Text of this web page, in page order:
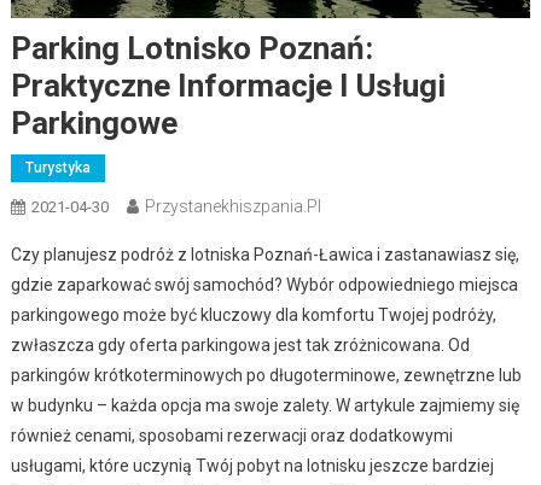
Parking Lotnisko Poznań:
Praktyczne Informacje I Usługi
Parkingowe
Turystyka
2021-04-30 Przystanekhiszpania.pl
Czy planujesz podróż z lotniska Poznań-Ławica i zastanawiasz się,
gdzie zaparkować swój samochód? Wybór odpowiedniego miejsca
parkingowego może być kluczowy dla komfortu Twojej podróży,
zwłaszcza gdy oferta parkingowa jest tak zróżnicowana. Od
parkingów krótkoterminowych po długoterminowe, zewnętrzne lub
w budynku – każda opcja ma swoje zalety. W artykule zajmiemy się
również cenami, sposobami rezerwacji oraz dodatkowymi
usługami, które uczynią Twój pobyt na lotnisku jeszcze bardziej